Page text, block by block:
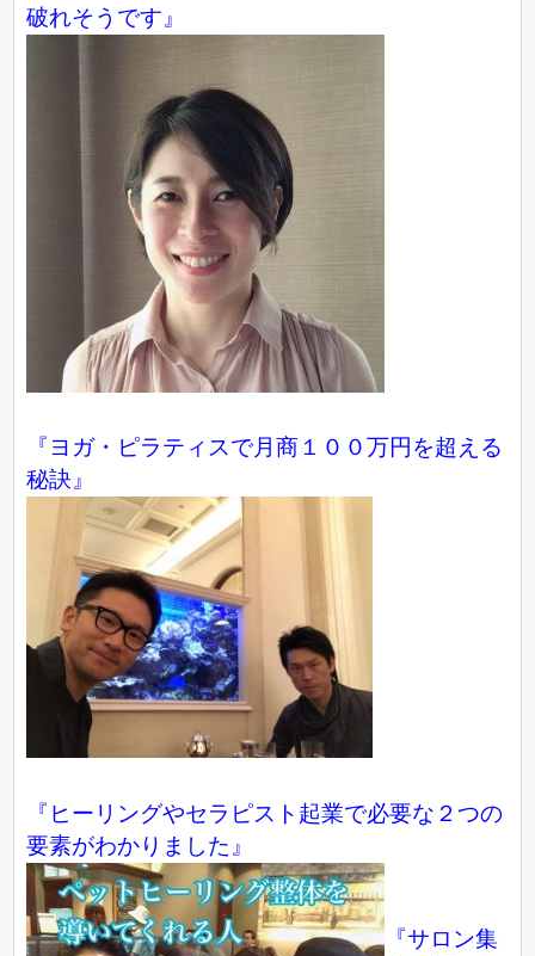
破れそうです』
『ヨガ・ピラティスで月商１００万円を超える
秘訣』
『ヒーリングやセラピスト起業で必要な２つの
要素がわかりました』
『サロン集